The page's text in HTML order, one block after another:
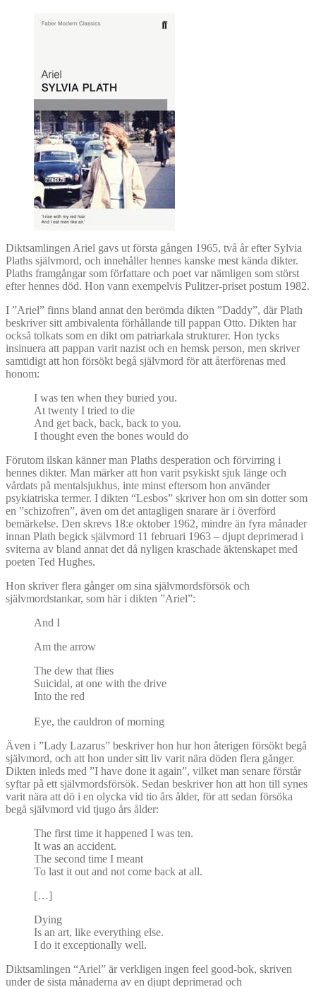
Diktsamlingen Ariel gavs ut första gången 1965, två år efter Sylvia
Plaths självmord, och innehåller hennes kanske mest kända dikter.
Plaths framgångar som författare och poet var nämligen som störst
efter hennes död. Hon vann exempelvis Pulitzer-priset postum 1982.
I ”Ariel” finns bland annat den berömda dikten ”Daddy”, där Plath
beskriver sitt ambivalenta förhållande till pappan Otto. Dikten har
också tolkats som en dikt om patriarkala strukturer. Hon tycks
insinuera att pappan varit nazist och en hemsk person, men skriver
samtidigt att hon försökt begå självmord för att återförenas med
honom:
I was ten when they buried you.
At twenty I tried to die
And get back, back, back to you.
I thought even the bones would do
Förutom ilskan känner man Plaths desperation och förvirring i
hennes dikter. Man märker att hon varit psykiskt sjuk länge och
vårdats på mentalsjukhus, inte minst eftersom hon använder
psykiatriska termer. I dikten “Lesbos” skriver hon om sin dotter som
en ”schizofren”, även om det antagligen snarare är i överförd
bemärkelse. Den skrevs 18:e oktober 1962, mindre än fyra månader
innan Plath begick självmord 11 februari 1963 – djupt deprimerad i
sviterna av bland annat det då nyligen kraschade äktenskapet med
poeten Ted Hughes.
Hon skriver flera gånger om sina självmordsförsök och
självmordstankar, som här i dikten ”Ariel”:
And I
Am the arrow
The dew that flies
Suicidal, at one with the drive
Into the red
Eye, the cauldron of morning
Även i ”Lady Lazarus” beskriver hon hur hon återigen försökt begå
självmord, och att hon under sitt liv varit nära döden flera gånger.
Dikten inleds med ”I have done it again”, vilket man senare förstår
syftar på ett självmordsförsök. Sedan beskriver hon att hon till synes
varit nära att dö i en olycka vid tio års ålder, för att sedan försöka
begå självmord vid tjugo års ålder:
The first time it happened I was ten.
It was an accident.
The second time I meant
To last it out and not come back at all.
[…]
Dying
Is an art, like everything else.
I do it exceptionally well.
Diktsamlingen “Ariel” är verkligen ingen feel good-bok, skriven
under de sista månaderna av en djupt deprimerad och